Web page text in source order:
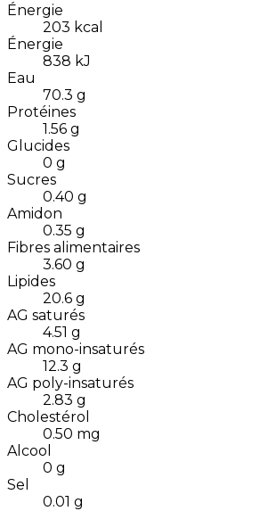
Énergie
203 kcal
Énergie
838 kJ
Eau
70.3 g
Protéines
1.56 g
Glucides
0 g
Sucres
0.40 g
Amidon
0.35 g
Fibres alimentaires
3.60 g
Lipides
20.6 g
AG saturés
4.51 g
AG mono-insaturés
12.3 g
AG poly-insaturés
2.83 g
Cholestérol
0.50 mg
Alcool
0 g
Sel
0.01 g